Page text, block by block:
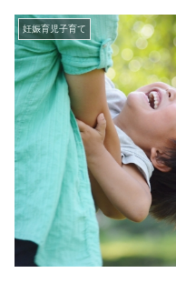
妊娠育児子育て